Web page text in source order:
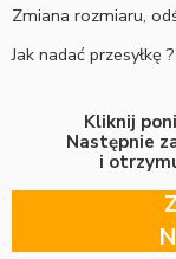
Zmiana rozmiaru,
Jak nadać przesyłkę ?
Kliknij
Następnie
i